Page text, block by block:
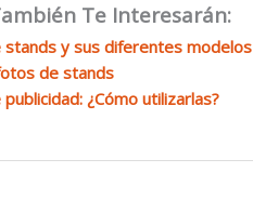
Te Interesarán:
stands y sus diferentes modelos
de stands
¿Cómo utilizarlas?